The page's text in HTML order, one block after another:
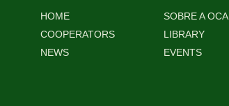
HOME
SOBRE A OCA
COOPERATORS
LIBRARY
NEWS
EVENTS